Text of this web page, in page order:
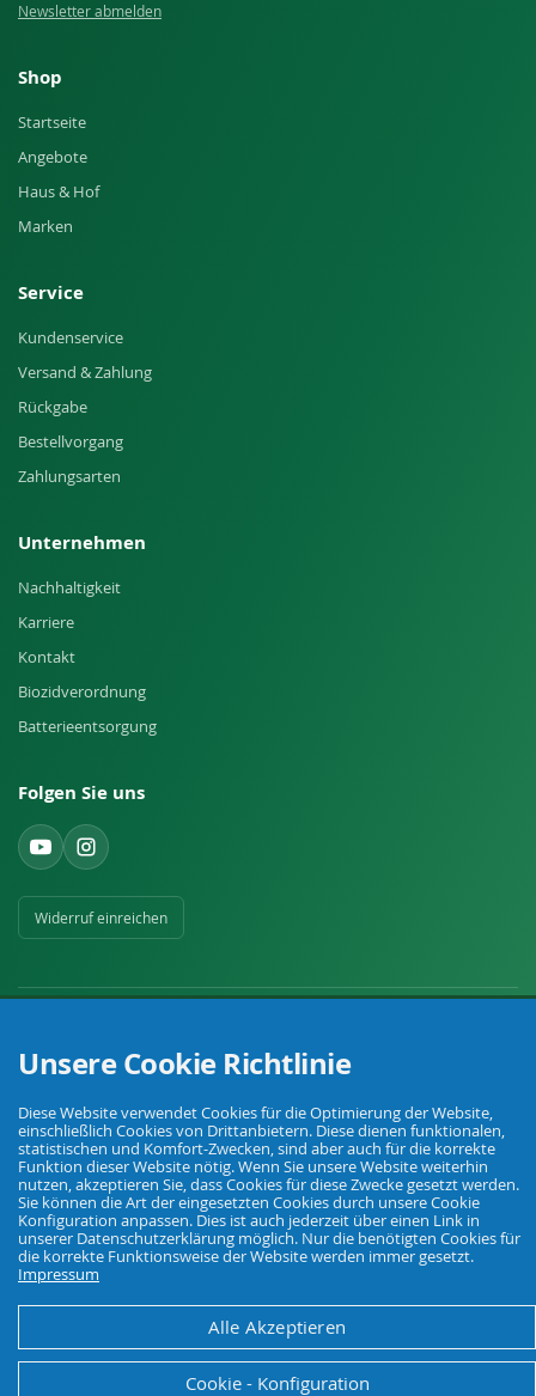
Newsletter abmelden
Shop
Startseite
Angebote
Haus & Hof
Marken
Service
Kundenservice
Versand & Zahlung
Rückgabe
Bestellvorgang
Zahlungsarten
Unternehmen
Nachhaltigkeit
Karriere
Kontakt
Biozidverordnung
Batterieentsorgung
Folgen Sie uns
Widerruf einreichen
© Agrarking. Alle Rechte vorbehalten.
AGBDatenschutzWiderrufsbelehrungImpressum
Unsere Cookie Richtlinie
Diese Website verwendet Cookies für die Optimierung der Website,
einschließlich Cookies von Drittanbietern. Diese dienen funktionalen,
statistischen und Komfort-Zwecken, sind aber auch für die korrekte
Funktion dieser Website nötig. Wenn Sie unsere Website weiterhin
nutzen, akzeptieren Sie, dass Cookies für diese Zwecke gesetzt werden.
Sie können die Art der eingesetzten Cookies durch unsere Cookie
Konfiguration anpassen. Dies ist auch jederzeit über einen Link in
unserer Datenschutzerklärung möglich. Nur die benötigten Cookies für
die korrekte Funktionsweise der Website werden immer gesetzt.
Impressum
Alle Akzeptieren
Cookie - Konfiguration